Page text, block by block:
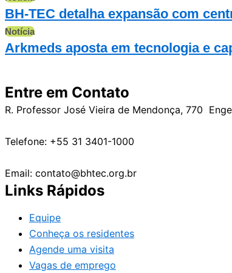
BH-TEC detalha expansão com
Notícia
Arkmeds aposta em tecnologia e
Entre em Contato
R. Professor José Vieira de Mendonça, 770
Telefone: +55 31 3401-1000
Email: contato@bhtec.org.br
Links Rápidos
Equipe
Conheça os residentes
Agende uma visita
Vagas de emprego